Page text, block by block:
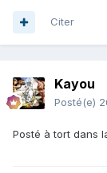
Citer
Kayou
Posté(e)
Posté à tort dans